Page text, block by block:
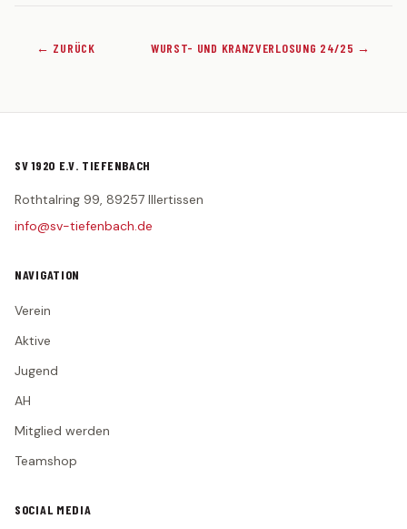
← ZURÜCK WURST- UND KRANZVERLOSUNG 24/25 →
SV 1920 E.V. TIEFENBACH
Rothtalring 99, 89257 Illertissen
info@sv-tiefenbach.de
NAVIGATION
Verein
Aktive
Jugend
AH
Mitglied werden
Teamshop
SOCIAL MEDIA